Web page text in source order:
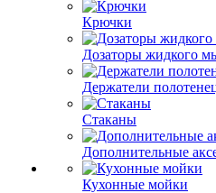
Крючки
Дозаторы жидкого
Держатели
Стаканы
Дополнительные
Кухонные мойки